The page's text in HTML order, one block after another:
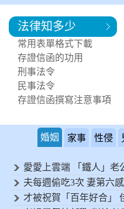
鄰居每天製造噪音讓您受不
突然遇到法律問題，該如何
需要專業的法律諮詢，何處
法律知多少
常用表單格式下載
存證信函的功用
刑事法令
民事法令
存證信函撰寫注意事項
婚姻 家事 性侵
愛愛上雲端 「鐵人」老
夫每週偷吃3次 妻第六
才被祝賀「百年好合」